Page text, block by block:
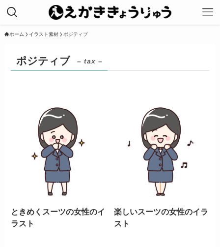
ホーム イラスト素材 ポジティブ
ポジティブ – tax –
ときめくスーツの女性のイ
ラスト
楽しいスーツの女性のイラ
スト